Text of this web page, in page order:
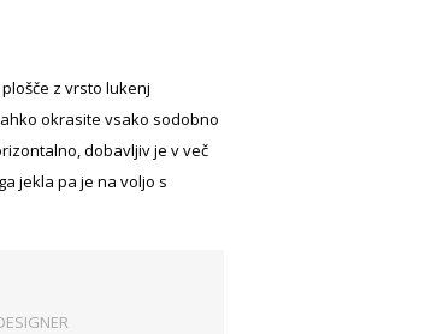
z vrsto lukenj
okrasite vsako sodobno
dobavljiv je v več
jekla pa je na voljo s